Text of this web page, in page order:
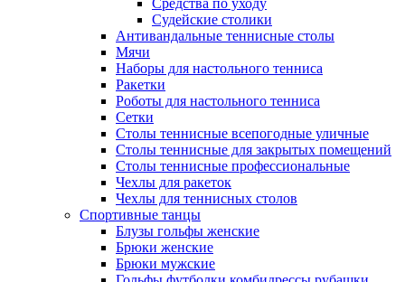
Средства по уходу
Судейские столики
Антивандальные теннисные столы
Мячи
Наборы для настольного тенниса
Ракетки
Роботы для настольного тенниса
Сетки
Столы теннисные всепогодные уличные
Столы теннисные для закрытых помещений
Столы теннисные профессиональные
Чехлы для ракеток
Чехлы для теннисных столов
Спортивные танцы
Блузы гольфы женские
Брюки женские
Брюки мужские